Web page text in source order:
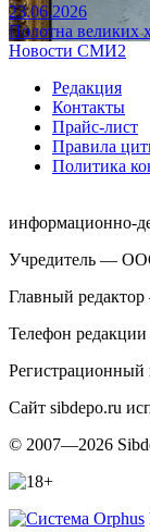
23.06.2026
Полотна великих
Новости СМИ2
Редакция
Контакты
Прайс-лист
Правила
Политика
информационно-
Учредитель —
Главный
Телефон
Сайт sibdepo.ru
© 2007—2026